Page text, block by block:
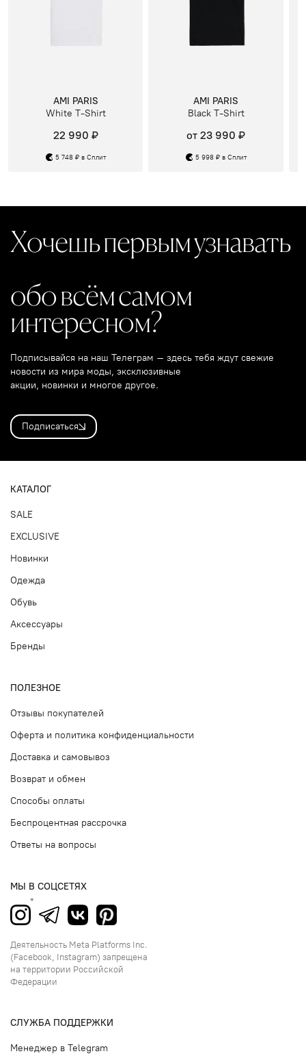
AMI PARIS
White T-Shirt
22 990 ₽
5 748 ₽ в Сплит
AMI PARIS
Black T-Shirt
от 23 990 ₽
5 998 ₽ в Сплит
Хочешь первым узнавать
обо всём самом
интересном?
Подписывайся на наш Телеграм – здесь тебя ждут свежие
новости из мира моды, эксклюзивные
акции, новинки и многое другое.
Подписаться
КАТАЛОГ
SALE
EXCLUSIVE
Новинки
Одежда
Обувь
Аксессуары
Бренды
ПОЛЕЗНОЕ
Отзывы покупателей
Оферта и политика конфиденциальности
Доставка и самовывоз
Возврат и обмен
Способы оплаты
Беспроцентная рассрочка
Ответы на вопросы
МЫ В СОЦСЕТЯХ
Деятельность Meta Platforms Inc.
(Facebook, Instagram) запрещена
на территории Российской
Федерации
СЛУЖБА ПОДДЕРЖКИ
Менеджер в Telegram